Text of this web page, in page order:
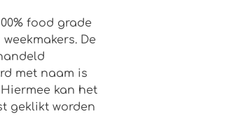
food grade
De
met naam is
kan het
geklikt worden